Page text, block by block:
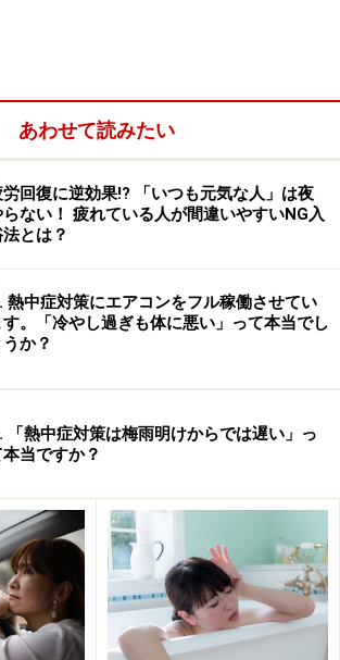
習慣が骨盤の歪みをつくる
裟に傾きをつくっていますが、骨盤が後
へのカーブが減少してしまいます
背骨が生理的なカーブを維持できる骨
正常なのですが、大きく前方へ傾いた
り、左右の骨盤の骨の位置が前後にね
あわせて読みたい
回復に逆効果!? 「いつも元気な人」は夜
ない！ 疲れている人が間違いやすいNG入
とは？
熱中症対策にエアコンをフル稼働させてい
す。「冷やし過ぎも体に悪い」って本当でし
うか？
「熱中症対策は梅雨明けからでは遅い」っ
当ですか？